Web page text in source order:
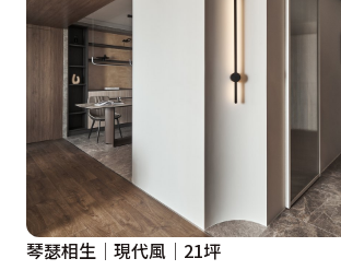
琴瑟相生│現代風│21坪